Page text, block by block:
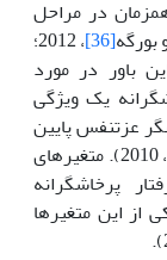
هم­زمان در مراحل
بورگه[36]
، 2012؛
این باور در مورد
یک ویژگی
عزت­نفس پایین
، 2010). متغیرهای
پرخاشگرانه
یکی از این متغیرها